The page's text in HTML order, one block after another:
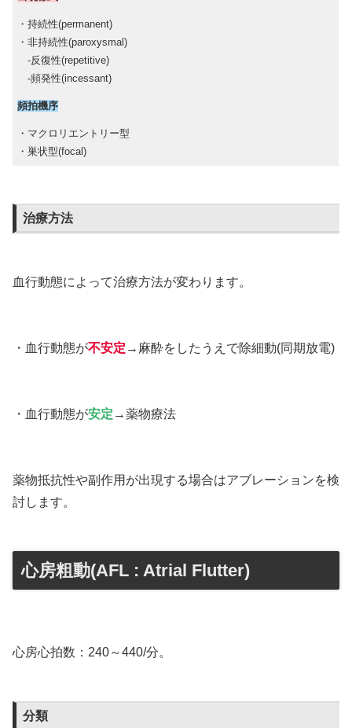
・持続性(permanent)
・非持続性(paroxysmal)
-反復性(repetitive)
-頻発性(incessant)
頻拍機序
・マクロリエントリー型
・巣状型(focal)
治療方法
血行動態によって治療方法が変わります。
・血行動態が不安定 →麻酔をしたうえで除細動(同期放電)
・血行動態が安定 →薬物療法
薬物抵抗性や副作用が出現する場合はアブレーションを検
討します。
心房粗動(AFL : Atrial Flutter)
心房心拍数：240～440/分。
分類